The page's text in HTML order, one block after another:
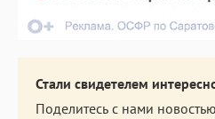
Стали свидетелем
Поделитесь с нами